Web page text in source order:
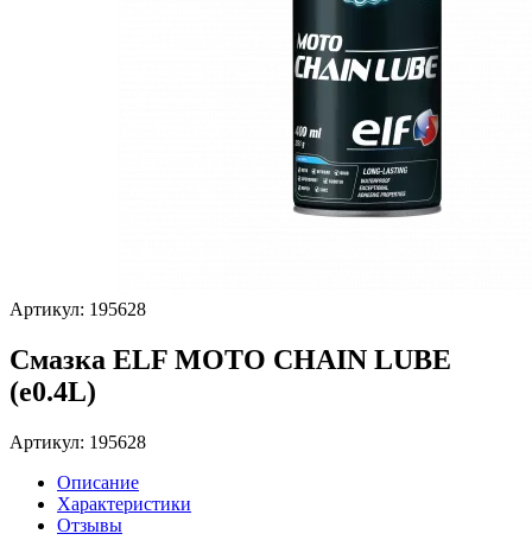
Артикул: 195628
Смазка ELF MOTO CHAIN LUBE
(e0.4L)
Артикул: 195628
Описание
Характеристики
Отзывы